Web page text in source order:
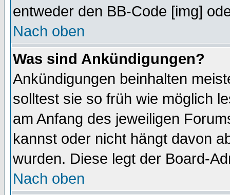
entweder den BB-Code [img]
Nach oben
Was sind Ankündigungen?
Ankündigungen beinhalten
solltest sie so früh wie möglich
am Anfang des jeweiligen
kannst oder nicht hängt davon
wurden. Diese legt der Board-
Nach oben